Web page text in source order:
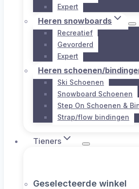
Expert
Heren snowboards
Recreatief
Gevorderd
Expert
Heren schoenen/
Ski Schoenen
Snowboard Schoenen
Step On Schoenen &
Strap/flow bindingen
Tieners
Geselecteerde winkel